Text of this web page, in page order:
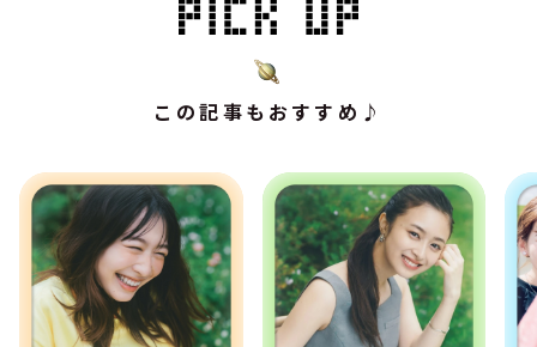
この記事もおすすめ♪